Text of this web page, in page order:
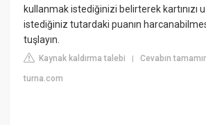
kullanmak istediğinizi belirterek kartınızı
istediğiniz tutardaki puanın
tuşlayın.
Kaynak kaldırma talebi |Cevabın
turna.com